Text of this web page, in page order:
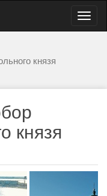
князя
князя